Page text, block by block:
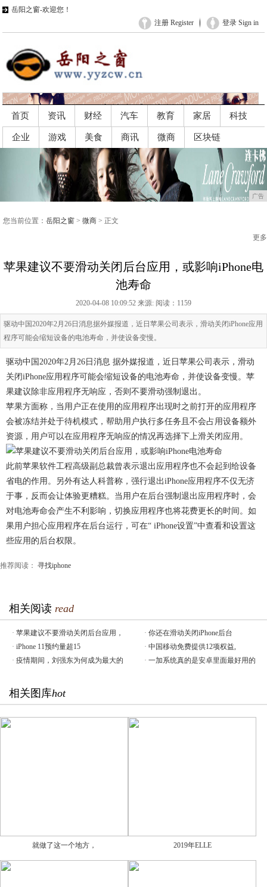
岳阳之窗-欢迎您！
登录 Sign in
注册 Register
首页 资讯 财经 汽车 教育 家居 科技
企业 游戏 美食 商讯 微商 区块链
广告
您当前位置： 岳阳之窗 > 微商 > 正文
更多
苹果建议不要滑动关闭后台应用，或影响iPhone电
池寿命
2020-04-08 10:09:52 来源: 阅读：1159
驱动中国2020年2月26日消息据外媒报道，近日苹果公司表示，滑动关闭iPhone应用
程序可能会缩短设备的电池寿命，并使设备变慢。
驱动中国2020年2月26日消息 据外媒报道，近日苹果公司表示，滑动
关闭iPhone应用程序可能会缩短设备的电池寿命，并使设备变慢。苹
果建议除非应用程序无响应，否则不要滑动强制退出。
苹果方面称，当用户正在使用的应用程序出现时之前打开的应用程序
会被冻结并处于待机模式，帮助用户执行多任务且不会占用设备额外
资源，用户可以在应用程序无响应的情况再选择下上滑关闭应用。
此前苹果软件工程高级副总裁曾表示退出应用程序也不会起到给设备
省电的作用。另外有达人科普称，强行退出iPhone应用程序不仅无济
于事，反而会让体验更糟糕。当用户在后台强制退出应用程序时，会
对电池寿命会产生不利影响，切换应用程序也将花费更长的时间。如
果用户担心应用程序在后台运行，可在“ iPhone设置”中查看和设置这
些应用的后台权限。
推荐阅读： 寻找iphone
相关阅读 read
· 苹果建议不要滑动关闭后台应用， · 你还在滑动关闭iPhone后台
· iPhone 11预约量超15 · 中国移动免费提供12项权益,
· 疫情期间，刘强东为何成为最大的 · 一加系统真的是安卓里面最好用的
相关图库hot
就做了这一个地方， 2019年ELLE